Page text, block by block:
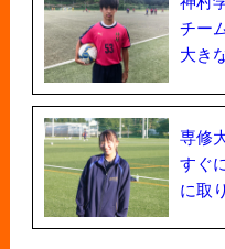
チー
大き
専修
すぐ
に取